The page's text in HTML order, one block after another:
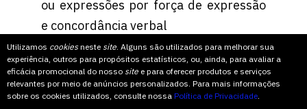
Utilizamos cookiesneste site. Alguns são utilizados para melhorar sua
experiência, outros para propósitos estatísticos, ou, ainda, para avaliar a
eficácia promocional do nosso site e para oferecer produtos e serviços
relevantes por meio de anúncios personalizados. Para mais informações
sobre os cookies utilizados, consulte nossa Política de Privacidade.
ou expressões por força de expressão
e concordância verbal
Texto: Daiana Gomes Denardi